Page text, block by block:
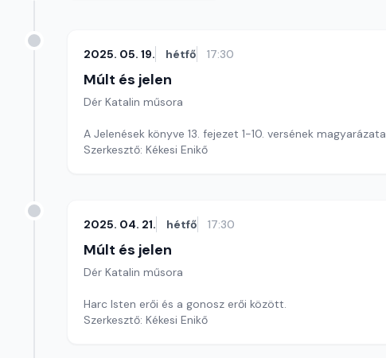
2025. 05. 19. hétfő 17:30
Múlt és jelen
Dér Katalin műsora
A Jelenések könyve 13. fejezet 1-10. versének magyarázata
Szerkesztő: Kékesi Enikő
2025. 04. 21. hétfő 17:30
Múlt és jelen
Dér Katalin műsora
Harc Isten erői és a gonosz erői között.
Szerkesztő: Kékesi Enikő